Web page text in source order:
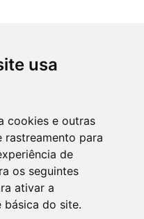
usa
cookies e outras
rastreamento para
de
os seguintes
ativar a
básica do site.
sob a
4.0